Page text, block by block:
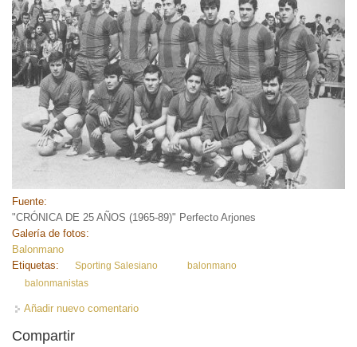
Fuente:
"CRÓNICA DE 25 AÑOS (1965-89)" Perfecto Arjones
Galería de fotos:
Balonmano
Etiquetas:
Sporting Salesiano
balonmano
balonmanistas
Añadir nuevo comentario
Compartir